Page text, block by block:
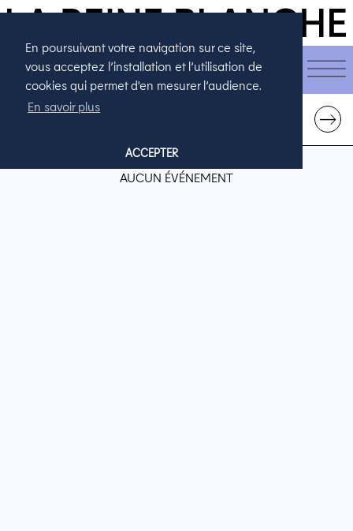
CALENDRIER
En poursuivant votre navigation sur ce site,
vous acceptez l’installation et l’utilisation de
cookies qui permet d'en mesurer l’audience.
En savoir plus
ACCEPTER
← →
AUCUN ÉVÉNEMENT